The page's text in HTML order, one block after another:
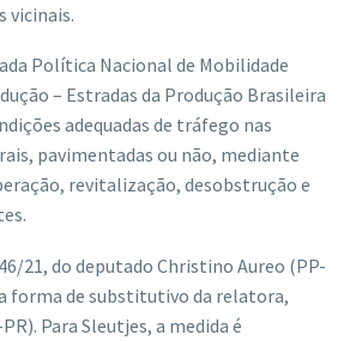
vicinais.
Política Nacional de Mobilidade
– Estradas da Produção Brasileira
adequadas de tráfego nas
pavimentadas ou não, mediante
revitalização, desobstrução e
21, do deputado Christino Aureo (PP-
forma de substitutivo da relatora,
Para Sleutjes, a medida é